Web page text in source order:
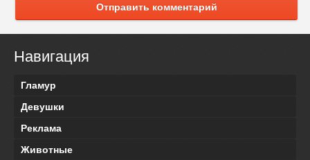
Отправить комментарий
Навигация
Гламур
Девушки
Реклама
Животные